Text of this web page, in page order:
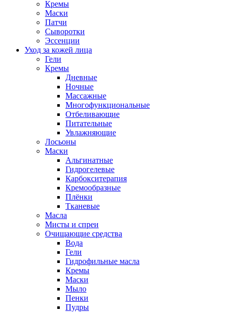
Кремы
Маски
Патчи
Сыворотки
Эссенции
Уход за кожей лица
Гели
Кремы
Дневные
Ночные
Массажные
Многофункциональные
Отбеливающие
Питательные
Увлажняющие
Лосьоны
Маски
Альгинатные
Гидрогелевые
Карбокситерапия
Кремообразные
Плёнки
Тканевые
Масла
Мисты и спреи
Очищающие средства
Вода
Гели
Гидрофильные масла
Кремы
Маски
Мыло
Пенки
Пудры